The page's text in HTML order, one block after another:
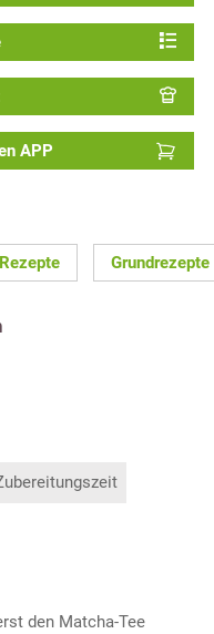
APP
Grundrezepte
den Matcha-Tee